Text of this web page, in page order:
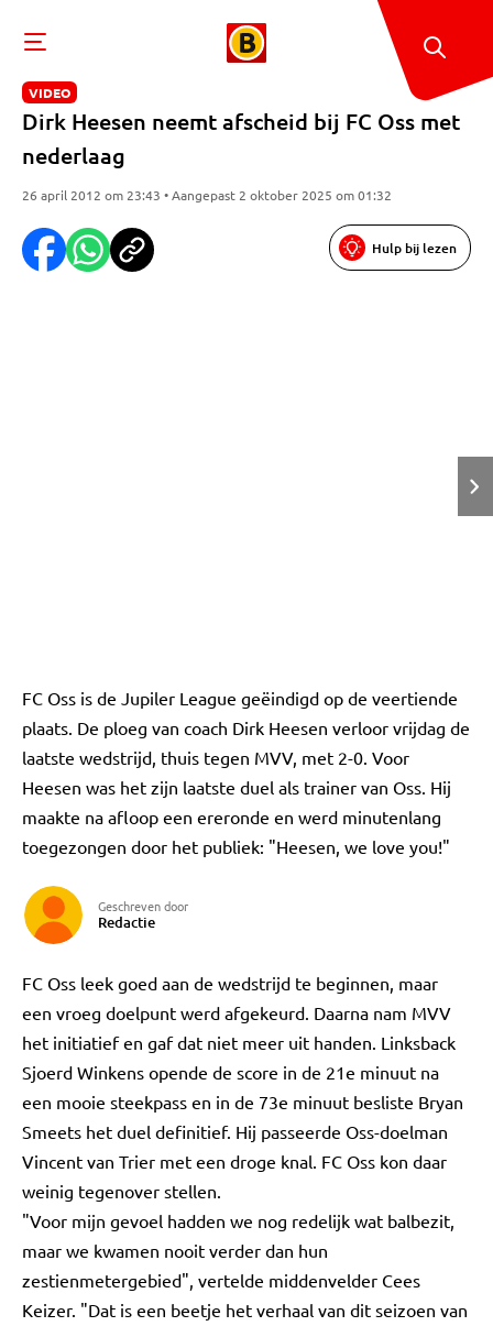
VIDEO
Dirk Heesen neemt afscheid bij FC Oss met
nederlaag
26 april 2012 om 23:43 • Aangepast 2 oktober 2025 om 01:32
Hulp bij lezen
FC Oss is de Jupiler League geëindigd op de veertiende
plaats. De ploeg van coach Dirk Heesen verloor vrijdag de
laatste wedstrijd, thuis tegen MVV, met 2-0. Voor
Heesen was het zijn laatste duel als trainer van Oss. Hij
maakte na afloop een ereronde en werd minutenlang
toegezongen door het publiek: "Heesen, we love you!"
Geschreven door
Redactie
FC Oss leek goed aan de wedstrijd te beginnen, maar
een vroeg doelpunt werd afgekeurd. Daarna nam MVV
het initiatief en gaf dat niet meer uit handen. Linksback
Sjoerd Winkens opende de score in de 21e minuut na
een mooie steekpass en in de 73e minuut besliste Bryan
Smeets het duel definitief. Hij passeerde Oss-doelman
Vincent van Trier met een droge knal. FC Oss kon daar
weinig tegenover stellen.
"Voor mijn gevoel hadden we nog redelijk wat balbezit,
maar we kwamen nooit verder dan hun
zestienmetergebied", vertelde middenvelder Cees
Keizer. "Dat is een beetje het verhaal van dit seizoen van